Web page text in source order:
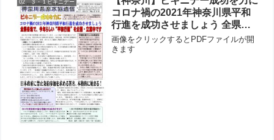
ても力に...
02 ３・１ビキニデー
コロナ禍の2021年神奈川県平和
行進を成功させましょう 全県各
地で今年らしい“平和行進”を企
画・立案中です
画像をクリックするとPDFファイルが開
きます